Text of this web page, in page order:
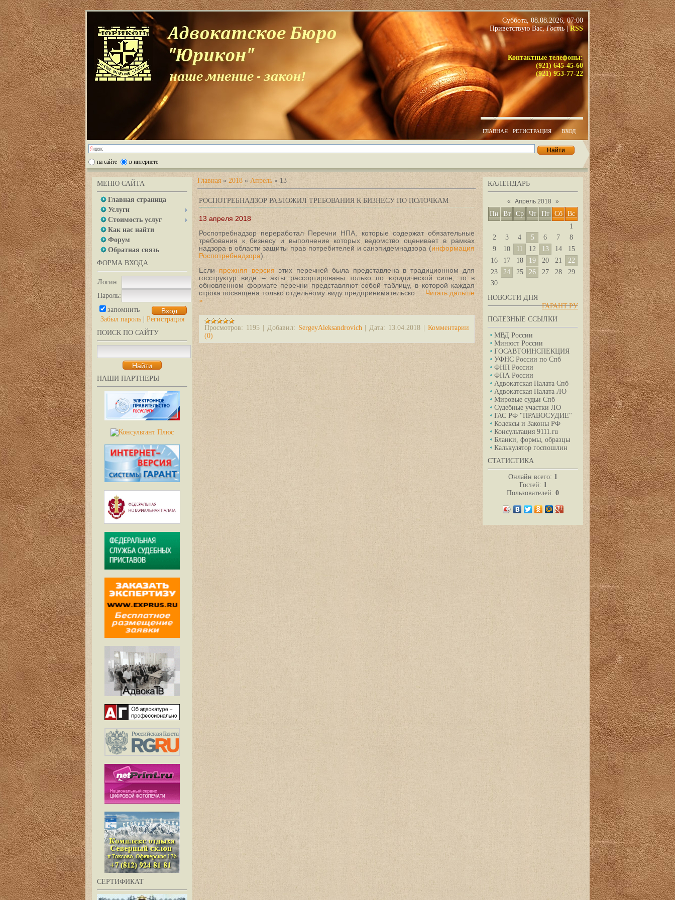
Суббота, 08.08.2026, 07:00
Приветствую Вас,Гость|RSS
Контактные телефоны:
(921) 645-45-60
(921) 953-77-22
ГЛАВНАЯ РЕГИСТРАЦИЯ ВХОД
на сайте в интернете
МЕНЮ САЙТА
Главная страница
Услуги
Стоимость услуг
Как нас найти
Форум
Обратная связь
ФОРМА ВХОДА
Логин:
Пароль:
запомнить
Забыл пароль| Регистрация
ПОИСК ПО САЙТУ
НАШИ ПАРТНЕРЫ
СЕРТИФИКАТ
КАЛЕНДАРЬ
« Апрель 2018 »
Пн Вт Ср Чт Пт Сб
Вс
1
2
3 4 5 6 7
8
9
10 11 12 13 14
15
16
17 18 19 20 21
22
23
24 25 26 27 28
29
30
НОВОСТИ ДНЯ
ГАРАНТ.РУ
ПОЛЕЗНЫЕ ССЫЛКИ
МВД России
Минюст России
ГОСАВТОИНСПЕКЦИЯ
УФНС России по Спб
ФНП России
ФПА России
Адвокатская Палата Спб
Адвокатская Палата ЛО
Мировые судьи Спб
Судебные участки ЛО
ГАС РФ "ПРАВОСУДИЕ"
Кодексы и Законы РФ
Консультация 9111.ru
Бланки, формы, образцы
Калькулятор госпошлин
СТАТИСТИКА
Онлайн всего: 1
Гостей: 1
Пользователей: 0
Главная » 2018 » Апрель » 13
РОСПОТРЕБНАДЗОР РАЗЛОЖИЛ ТРЕБОВАНИЯ К БИЗНЕСУ ПО ПОЛОЧКАМ
13 апреля 2018
Роспотребнадзор переработал Перечни НПА, которые содержат обязательные
требования к бизнесу и выполнение которых ведомство оценивает в рамках
надзора в области защиты прав потребителей и санэпидемнадзора (информация
Роспотребнадзора).
Если прежняя версия этих перечней была представлена в традиционном для
госструктур виде – акты рассортированы только по юридической силе, то в
обновленном формате перечни представляют собой таблицу, в которой каждая
строка посвящена только отдельному виду предпринимательско
Читать дальше
»
Просмотров: 1195 Добавил: SergeyAleksandrovich |Дата: 13.04.2018 |Комментарии
(0)